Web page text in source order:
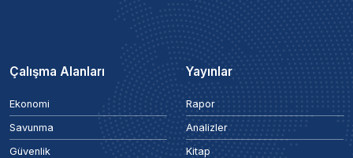
Çalışma Alanları
Ekonomi
Savunma
Güvenlik
Yayınlar
Rapor
Analizler
Kitap